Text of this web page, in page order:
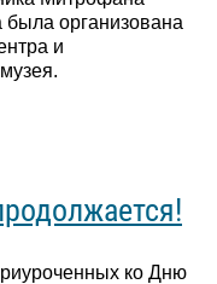
была организована
и
ко Дню